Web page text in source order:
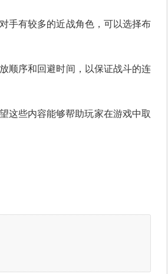
手有较多的近战角色，可以选择布
顺序和回避时间，以保证战斗的连
这些内容能够帮助玩家在游戏中取